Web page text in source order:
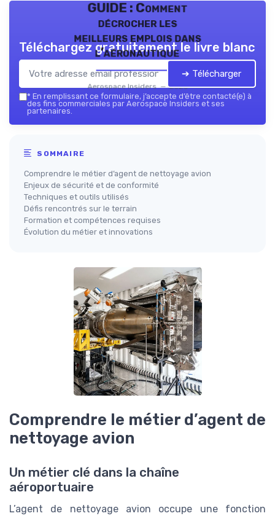
GUIDE : Comment
décrocher les
meilleurs emplois dans
l’aéronautique
Aerospace Insiders — 2026
Téléchargez gratuitement le livre blanc
➔ Télécharger
* En remplissant ce formulaire, j’accepte d’être contacté(e) à
des fins commerciales par Aerospace Insiders et ses
partenaires.
SOMMAIRE
Comprendre le métier d’agent de nettoyage avion
Enjeux de sécurité et de conformité
Techniques et outils utilisés
Défis rencontrés sur le terrain
Formation et compétences requises
Évolution du métier et innovations
Comprendre le métier d’agent de
nettoyage avion
Un métier clé dans la chaîne
aéroportuaire
L’agent de nettoyage avion occupe une fonction